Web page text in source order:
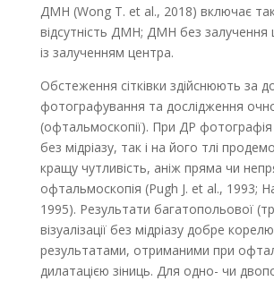
ДМН (Wong T. et al., 2018) включає такі
відсутність ДМН; ДМН без
із залученням центра.
Обстеження сітківки здійснюють за
фотографування та дослідження
(офтальмоскопії). При ДР фотографія
без мідріазу, так і на його тлі
кращу чутливість, аніж пряма чи
офтальмоскопія (Pugh J. et al., 1993;
1995). Результати багатопольової
візуалізації без мідріазу добре
результатами, отриманими при
дилатацією зіниць. Для одно- чи